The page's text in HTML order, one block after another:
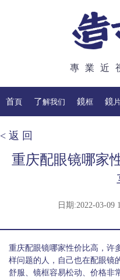
專業近
首頁 了解我们 鏡框 鏡
< 返 回
重庆配眼镜哪家
日期:2022-03-
重庆配眼镜哪家性价比高，许
样问题的人，自己也在配眼镜
舒服、镜框容易松动、价格非